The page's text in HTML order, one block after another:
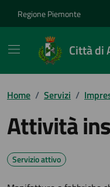
Regione Piemonte
Città di
Home / Servizi /
Attività
Servizio attivo